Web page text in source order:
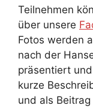
Teilnehmen
über unsere
Fotos werden
nach der
präsentiert
kurze
und als